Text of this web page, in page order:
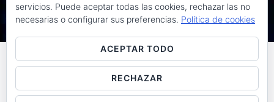
Raúl de la Puente - Derechos reservados© 2026 ·
Acceder
servicios. Puede aceptar todas las cookies, rechazar las no
necesarias o configurar sus preferencias. Política de cookies
ACEPTAR TODO
RECHAZAR